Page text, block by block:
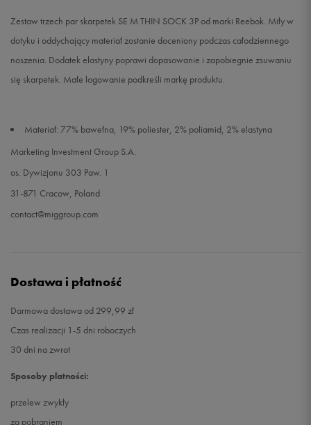
Zestaw trzech par skarpetek SE M THIN SOCK 3P od marki Reebok. Miły w
dotyku i oddychający materiał zostanie doceniony podczas całodziennego
noszenia. Dodatek elastyny poprawi dopasowanie i zapobiegnie zsuwaniu
się skarpetek. Małe logowanie podkreśli markę produktu.
Materiał: 77% bawełna, 19% poliester, 2% poliamid, 2% elastyna
Marketing Investment Group S.A.
os. Dywizjonu 303 Paw. 1
31-871 Cracow, Poland
contact@miggroup.com
Dostawa i płatność
Darmowa dostawa od 299,99 zł
Czas realizacji 1-5 dni roboczych
30 dni na zwrot
Sposoby płatności:
przelew zwykły
za pobraniem